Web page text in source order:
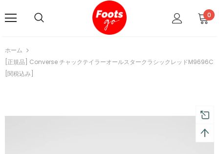
0
ホーム
[正規品] Converse チャックテイラーオールスタークラシックレッドM9696C
[関税込み]